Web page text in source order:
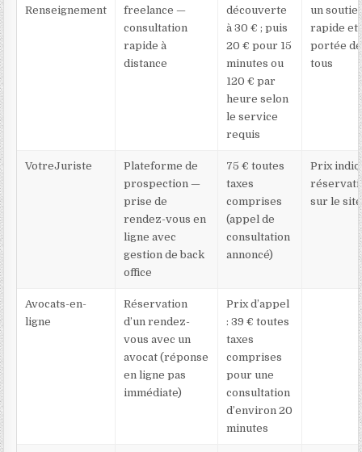
Renseignement
freelance —
consultation
rapide à
distance
découverte
à 30 € ; puis
20 € pour 15
minutes ou
120 € par
heure selon
le service
requis
un
rapide et
portée de
tous
VotreJuriste
Plateforme de
prospection —
prise de
rendez-vous en
ligne avec
gestion de back
office
75 € toutes
taxes
comprises
(appel de
consultation
annoncé)
Prix
sur le site
Avocats-en-
ligne
Réservation
d’un rendez-
vous avec un
avocat (réponse
en ligne pas
immédiate)
Prix d’appel
: 39 € toutes
taxes
comprises
pour une
consultation
d’environ 20
minutes